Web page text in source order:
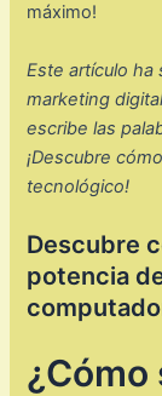
máximo!
Este artículo
marketing
escribe las
¡Descubre
tecnológico!
Descubre
potencia
¿Cómo